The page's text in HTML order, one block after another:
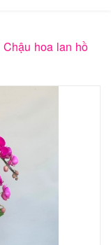
Chậu hoa lan hồ